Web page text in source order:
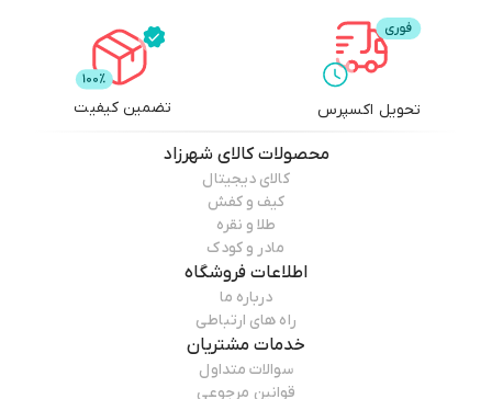
تحویل اکسپرس تضمین کیفیت
محصولاتکالای شهرزاد
کالای دیجیتال
کیف و کفش
طلا و نقره
مادر و کودک
اطلاعات فروشگاه
درباره ما
راه های ارتباطی
خدمات مشتریان
سوالات متداول
قوانین مرجوعی